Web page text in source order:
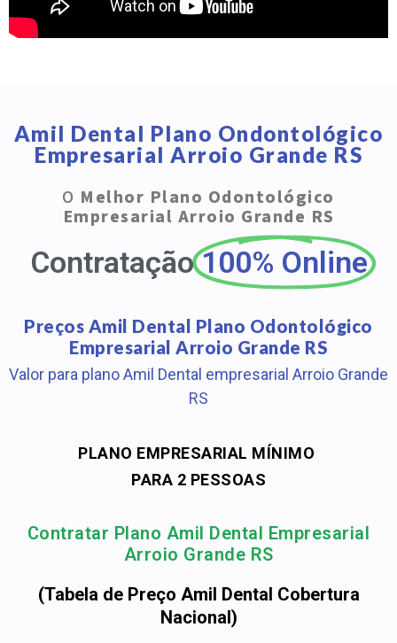
Amil Dental Plano Ondontológico
Empresarial Arroio Grande RS
O Melhor Plano Odontológico
Empresarial Arroio Grande RS
Contratação 100% Online
Preços Amil Dental Plano Odontológico
Empresarial Arroio Grande RS
Valor para plano Amil Dental empresarial Arroio Grande
RS
PLANO EMPRESARIAL MÍNIMO
PARA 2 PESSOAS
Contratar Plano Amil Dental Empresarial
Arroio Grande RS
(Tabela de Preço Amil Dental Cobertura
Nacional)